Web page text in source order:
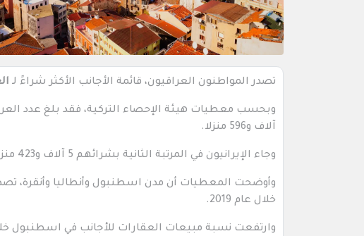
تصدر المواطنون العراقيون، قائمة الأجانب الأكثر شراءً لـ
وبحسب معطيات هيئة الإحصاء التركية، فقد بلغ عدد
آلاف و596 منزلا.
وجاء الإيرانيون في المرتبة الثانية بشرائهم 5 آلاف و423 منزلا، والروس ثالثا بألفين و893، والأفغان رابعا بألفين و191 منزلا.
وأوضحت المعطيات أن مدن اسطنبول وأنطاليا وأنقرة،
خلال عام 2019.